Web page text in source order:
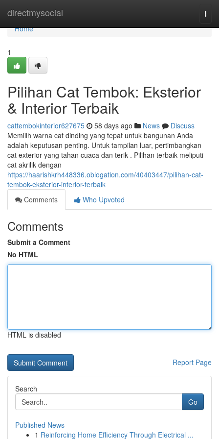
directmysocial
Home
Home
1
Pilihan Cat Tembok: Eksterior
& Interior Terbaik
cattembokinterior627675 58 days ago News
Discuss
Memilih warna cat dinding yang tepat untuk bangunan Anda
adalah keputusan penting. Untuk tampilan luar, pertimbangkan
cat exterior yang tahan cuaca dan terik . Pilihan terbaik meliputi
cat akrilik dengan
https://haarishkrh448336.oblogation.com/40403447/pilihan-cat-
tembok-eksterior-interior-terbaik
Comments
Who Upvoted
Comments
Submit a Comment
No HTML
HTML is disabled
Report Page
Search
Go
Published News
1 Reinforcing Home Efficiency Through Electrical ...